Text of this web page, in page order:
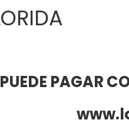
PUEDE PAGAR